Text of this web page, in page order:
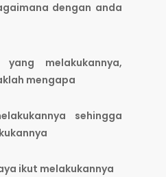
dengan anda
melakukannya,
mengapa
sehingga
ikut melakukannya